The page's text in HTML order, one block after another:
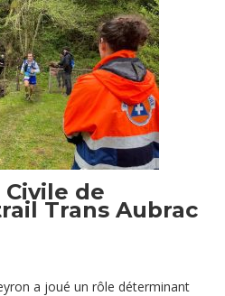
APC 12 –
de
Trans Aubrac
a joué un rôle déterminant